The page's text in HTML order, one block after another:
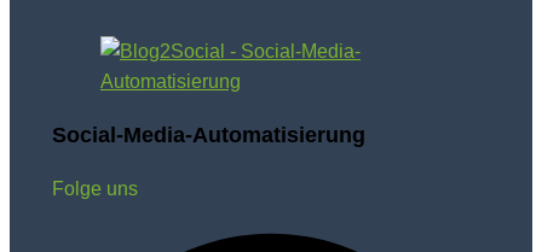
Social-Media-Automatisierung
Folge uns